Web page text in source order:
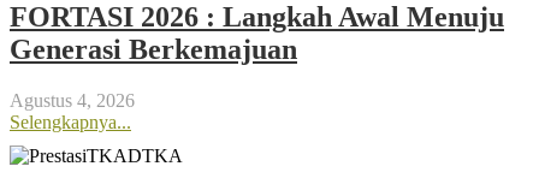
FORTASI 2026 : Langkah Awal Menuju
Generasi Berkemajuan
Agustus 4, 2026
Selengkapnya...